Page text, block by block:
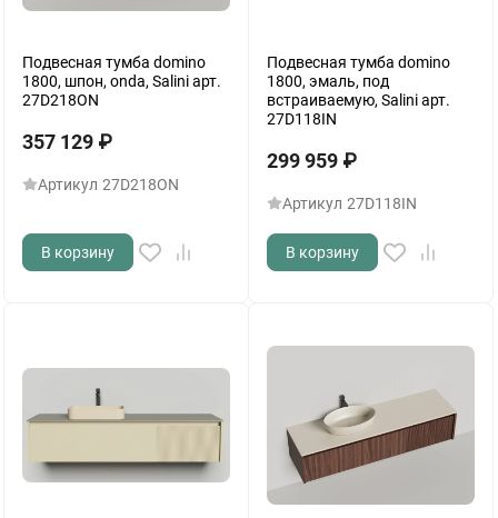
Подвесная тумба domino
1800, шпон, onda, Salini арт.
27D218ON
357 129 ₽
Артикул 27D218ON
В корзину
Подвесная тумба domino
1800, эмаль, под
встраиваемую, Salini арт.
27D118IN
299 959 ₽
Артикул 27D118IN
В корзину